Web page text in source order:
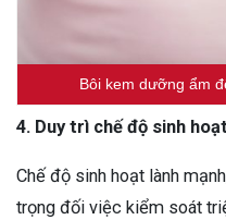
Bôi kem dưỡng ẩm
4. Duy trì chế độ sinh
Chế độ sinh hoạt lành
trọng đối việc kiểm soát